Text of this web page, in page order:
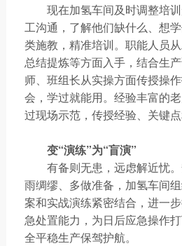
现在加氢车间及时调整培
工沟通，了解他们缺什么、想
类施教，精准培训。职能人员
总结提炼等方面入手，结合生
师、班组长从实操方面传授操
会，学过就能用。经验丰富的
过现场示范，传授经验、关键点
变“演练”为“盲演”
有备则无患，远虑解近忧
雨绸缪、多做准备，加氢车间
案和实战演练紧密结合，进一
急处置能力，为日后应急操作
全平稳生产保驾护航。